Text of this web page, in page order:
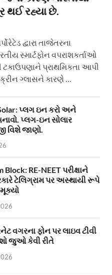
થઈ રહ્યા છે.
દ્વારા તાજેતરના
સ્માર્ટફોન વપરાશકર્તાઓ
ટકાઉપણાને પ્રાથમિકતા આપી
ગ્લાસને કારણે …
પ્લગ ઇન કરો અને
પ્લગ-ઇન સોલાર
વિશે જાણો.
Block: RE-NEET પરીક્ષાને
ટેલિગ્રામ પર અસ્થાયી રૂપે
વગરના ફોન પર લાઇવ ટીવી
જુઓ કેવી રીતે